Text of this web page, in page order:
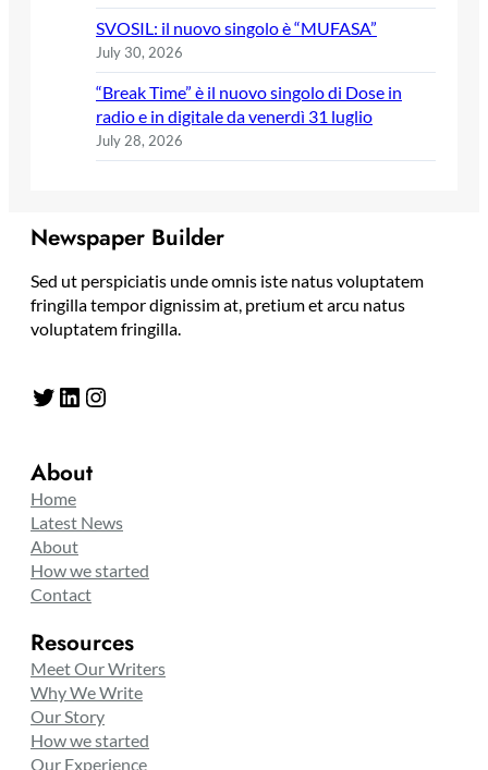
SVOSIL: il nuovo singolo è “MUFASA”
July 30, 2026
“Break Time” è il nuovo singolo di Dose in
radio e in digitale da venerdì 31 luglio
July 28, 2026
Newspaper Builder
Sed ut perspiciatis unde omnis iste natus voluptatem
fringilla tempor dignissim at, pretium et arcu natus
voluptatem fringilla.
Twitter LinkedIn Instagram
About
Home
Latest News
About
How we started
Contact
Resources
Meet Our Writers
Why We Write
Our Story
How we started
Our Experience